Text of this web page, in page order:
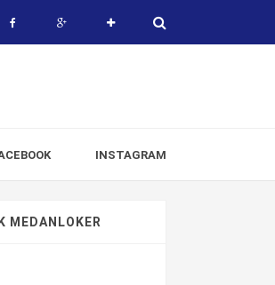
INSTAGRAM
MEDANLOKER